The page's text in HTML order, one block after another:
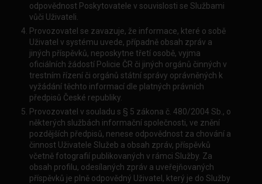
odpovědnost Poskytovatele v souvislosti se Službami
vůči Uživateli.
Provozovatel se zavazuje, že informace, které o sobě
Uživatel v systému uvede, případně obsah zpráv a
jiných příspěvků, neposkytne třetí osobě, vyjma
oficiálních žádostí Policie ČR či jiných orgánů činných v
trestním řízení či orgánů státní správy oprávněných k
vyžádání těchto informací dle platných právních
předpisů České republiky.
Provozovatel v souladu s § 5 zákona č. 480/2004 Sb., o
některých službách informační společnosti, ve znění
pozdějších předpisů, nenese odpovědnost za chování a
činnost Uživatele Služeb a obsah zpráv, příspěvků
včetně fotografií publikovaných v rámci Služby. Za
obsah profilu, odesílaných zpráv a uveřejňovaných
příspěvků je plně odpovědný Uživatel, který je do Služby